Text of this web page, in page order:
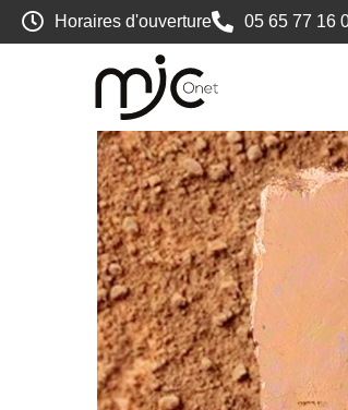
Horaires d'ouverture 05 65 77 16